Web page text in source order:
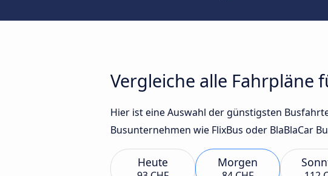
Vergleiche alle Fahrpläne
Hier ist eine Auswahl der günstigsten
Busunternehmen wie FlixBus oder BlaBlaCar
Heute Morgen